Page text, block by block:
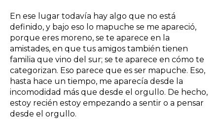
En ese lugar todavía hay algo que no está
definido, y bajo eso lo mapuche se me apareció,
porque eres moreno, se te aparece en la
amistades, en que tus amigos también tienen
familia que vino del sur; se te aparece en cómo te
categorizan. Eso parece que es ser mapuche. Eso,
hasta hace un tiempo, me aparecía desde la
incomodidad más que desde el orgullo. De hecho,
estoy recién estoy empezando a sentir o a pensar
desde el orgullo.